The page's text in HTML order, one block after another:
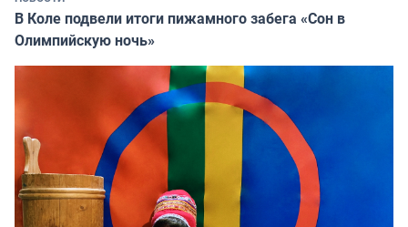
В Коле подвели итоги пижамного забега «Сон в
Олимпийскую ночь»